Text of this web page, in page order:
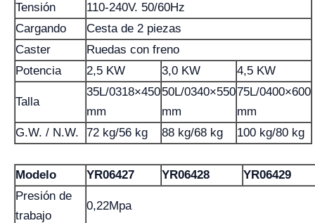
Tensión
110-240V. 50/60Hz
Cargando
Cesta de 2 piezas
Caster
Ruedas con freno
Potencia
2,5 KW 3,0 KW 4,5 KW
Talla
35L/0318×450
mm
50L/0340×550
mm
75L/0400×600
mm
G.W. / N.W.
72 kg/56 kg 88 kg/68 kg 100 kg/80 kg
Modelo YR06427 YR06428
YR06429
Presión de
trabajo
0,22Mpa